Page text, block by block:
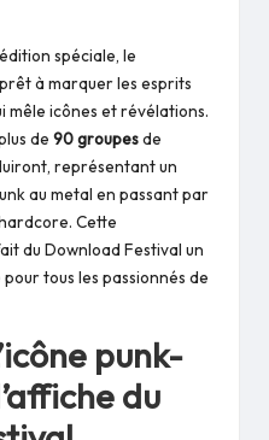
spéciale, le
à marquer les esprits
mêle icônes et révélations.
de 90 groupesde
représentant un
au metal en passant par
Cette
du Download Festival un
tous les passionnés de
punk-
du